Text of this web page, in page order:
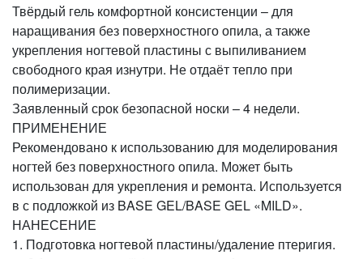
Твёрдый гель комфортной консистенции – для
наращивания без поверхностного опила, а также
укрепления ногтевой пластины с выпиливанием
свободного края изнутри. Не отдаёт тепло при
полимеризации.
Заявленный срок безопасной носки – 4 недели.
ПРИМЕНЕНИЕ
Рекомендовано к использованию для моделирования
ногтей без поверхностного опила. Может быть
использован для укрепления и ремонта. Используется
в с подложкой из BASE GEL/BASE GEL «MILD».
НАНЕСЕНИЕ
1. Подготовка ногтевой пластины/удаление птеригия.